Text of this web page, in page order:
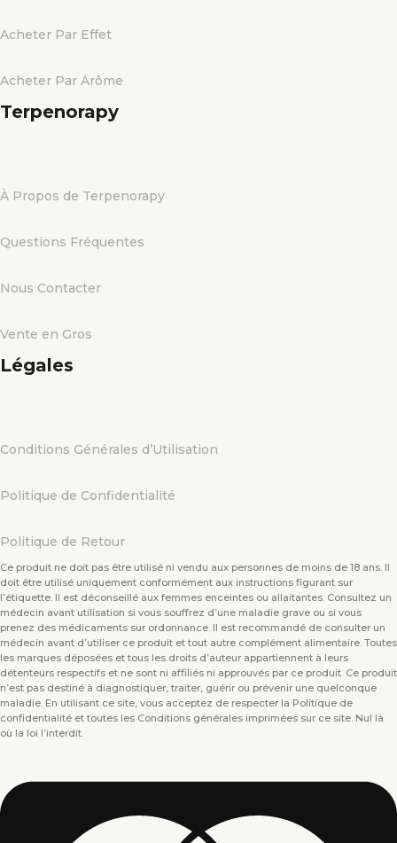
Acheter Par Effet
Acheter Par Arôme
Terpenorapy
À Propos de Terpenorapy
Questions Fréquentes
Nous Contacter
Vente en Gros
Légales
Conditions Générales d’Utilisation
Politique de Confidentialité
Politique de Retour
Ce produit ne doit pas être utilisé ni vendu aux personnes de moins de 18 ans. Il
doit être utilisé uniquement conformément aux instructions figurant sur
l’étiquette. Il est déconseillé aux femmes enceintes ou allaitantes. Consultez un
médecin avant utilisation si vous souffrez d’une maladie grave ou si vous
prenez des médicaments sur ordonnance. Il est recommandé de consulter un
médecin avant d’utiliser ce produit et tout autre complément alimentaire. Toutes
les marques déposées et tous les droits d’auteur appartiennent à leurs
détenteurs respectifs et ne sont ni affiliés ni approuvés par ce produit. Ce produit
n’est pas destiné à diagnostiquer, traiter, guérir ou prévenir une quelconque
maladie. En utilisant ce site, vous acceptez de respecter la Politique de
confidentialité et toutes les Conditions générales imprimées sur ce site. Nul là
où la loi l’interdit.